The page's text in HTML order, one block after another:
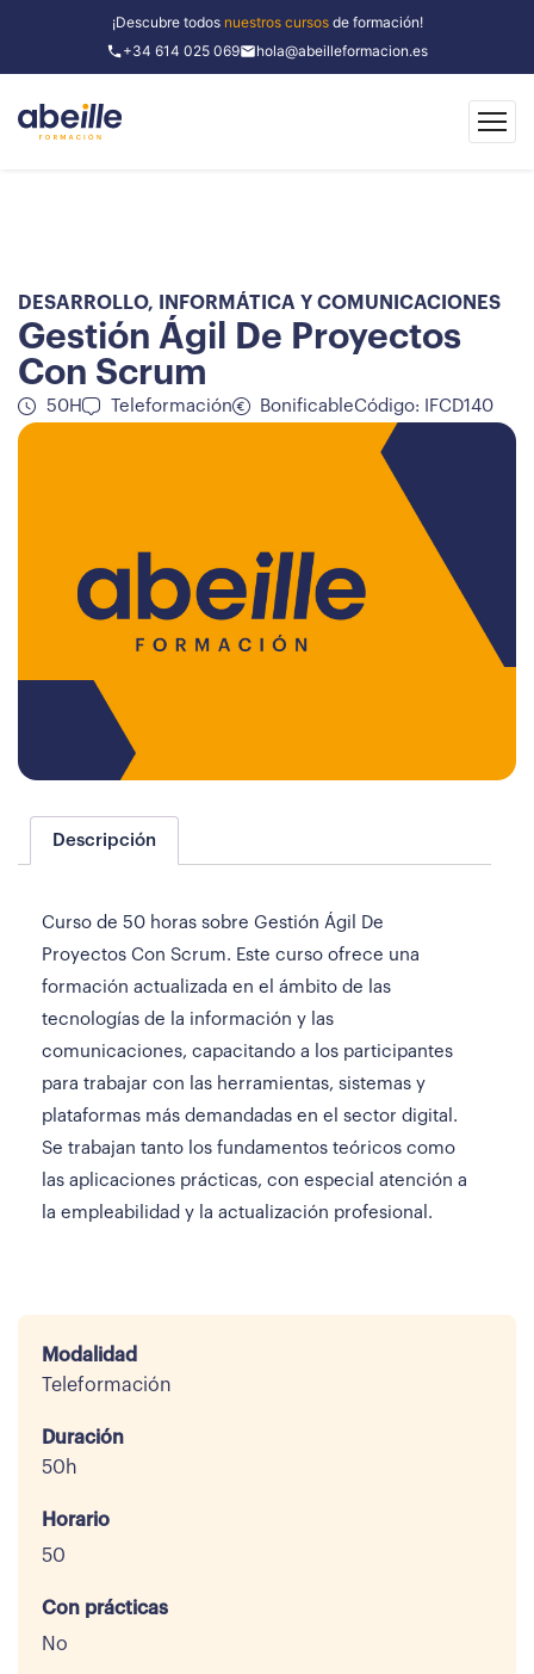
¡Descubre todos nuestros cursosde formación!
+34 614 025 069
hola@abeilleformacion.es
DESARROLLO, INFORMÁTICA Y COMUNICACIONES
Gestión Ágil De Proyectos
Con Scrum
50H Teleformación BonificableCódigo: IFCD140
Descripción
Curso de 50 horas sobre Gestión Ágil De
Proyectos Con Scrum. Este curso ofrece una
formación actualizada en el ámbito de las
tecnologías de la información y las
comunicaciones, capacitando a los participantes
para trabajar con las herramientas, sistemas y
plataformas más demandadas en el sector digital.
Se trabajan tanto los fundamentos teóricos como
las aplicaciones prácticas, con especial atención a
la empleabilidad y la actualización profesional.
Modalidad
Teleformación
Duración
50h
Horario
50
Con prácticas
No